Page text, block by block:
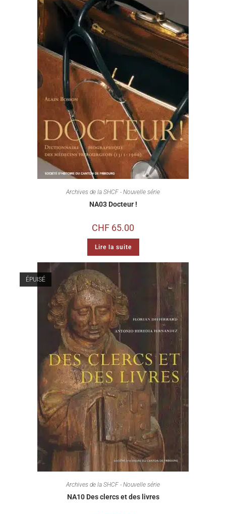
Archives de la SHCF - Nouvelle série
NA03 Docteur !
CHF 65.00
Lire la suite
ÉPUISÉ
Archives de la SHCF - Nouvelle série
NA10 Des clercs et des livres